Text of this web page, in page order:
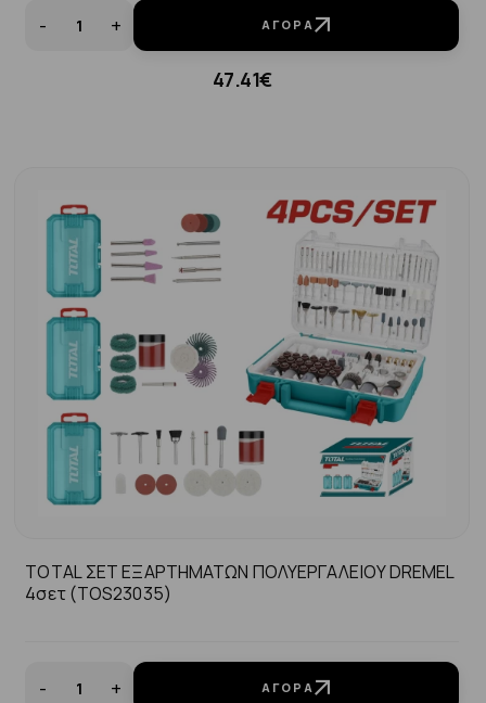
- + ΑΓΟΡΆ
47.41€
TOTAL ΣΕΤ ΕΞΑΡΤΗΜΑΤΩΝ ΠΟΛΥΕΡΓΑΛΕΙΟΥ DREMEL
4σετ (TOS23035)
- + ΑΓΟΡΆ